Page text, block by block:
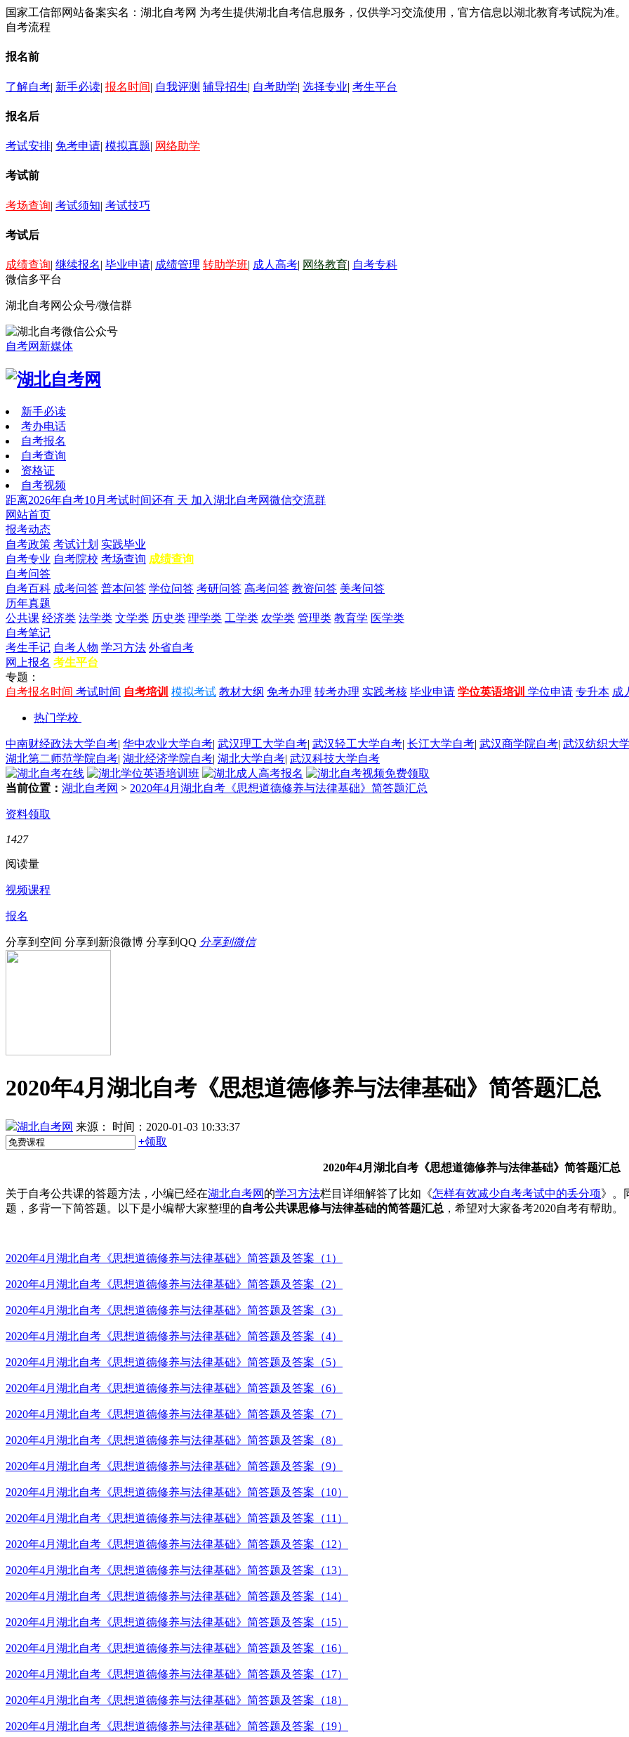
国家工信部网站备案实名：湖北自考网 为考生提供湖北自考信息服务，仅供学习交流使用，官方信息以湖北教育考试院为准。
自考流程
报名前
了解自考| 新手必读| 报名时间| 自我评测 辅导招生| 自考助学| 选择专业| 考生平台
报名后
考试安排| 免考申请| 模拟真题| 网络助学
考试前
考场查询| 考试须知| 考试技巧
考试后
成绩查询| 继续报名| 毕业申请| 成绩管理 转助学班| 成人高考| 网络教育| 自考专科
微信多平台
湖北自考网公众号/微信群
自考网新媒体
新手必读
考办电话
自考报名
自考查询
资格证
自考视频
距离2026年自考10月考试时间还有 天 加入湖北自考网微信交流群
网站首页
报考动态
自考政策 考试计划 实践毕业
自考专业 自考院校 考场查询 成绩查询
自考问答
自考百科 成考问答 普本问答 学位问答 考研问答 高考问答 教资问答 美考问答
历年真题
公共课 经济类 法学类 文学类 历史类 理学类 工学类 农学类 管理类 教育学 医学类
自考笔记
考生手记 自考人物 学习方法 外省自考
网上报名 考生平台
专题：
自考报名时间 考试时间 自考培训 模拟考试 教材大纲 免考办理 转考办理 实践考核 毕业申请 学位英语培训 学位申请 专升本 成
热门学校
中南财经政法大学自考| 华中农业大学自考| 武汉理工大学自考| 武汉轻工大学自考| 长江大学自考| 武汉商学院自考| 武汉纺织大
湖北第二师范学院自考| 湖北经济学院自考| 湖北大学自考| 武汉科技大学自考
当前位置： 湖北自考网 > 2020年4月湖北自考《思想道德修养与法律基础》简答题汇总
资料领取
1427
阅读量
视频课程
报名
分享到空间 分享到新浪微博 分享到QQ 分享到微信
2020年4月湖北自考《思想道德修养与法律基础》简答题汇总
湖北自考网 来源：
时间：2020-01-03 10:33:37
+领取
2020年4月湖北自考《思想道德修养与法律基础》简答题汇总
关于自考公共课的答题方法，小编已经在湖北自考网 的学习方法栏目详细解答了比如《怎样有效减少自考考试中的丢分项》。
题，多背一下简答题。以下是小编帮大家整理的自考公共课思修与法律基础的简答题汇总 ，希望对大家备考2020自考有帮助。
2020年4月湖北自考《思想道德修养与法律基础》简答题及答案（1）
2020年4月湖北自考《思想道德修养与法律基础》简答题及答案（2）
2020年4月湖北自考《思想道德修养与法律基础》简答题及答案（3）
2020年4月湖北自考《思想道德修养与法律基础》简答题及答案（4）
2020年4月湖北自考《思想道德修养与法律基础》简答题及答案（5）
2020年4月湖北自考《思想道德修养与法律基础》简答题及答案（6）
2020年4月湖北自考《思想道德修养与法律基础》简答题及答案（7）
2020年4月湖北自考《思想道德修养与法律基础》简答题及答案（8）
2020年4月湖北自考《思想道德修养与法律基础》简答题及答案（9）
2020年4月湖北自考《思想道德修养与法律基础》简答题及答案（10）
2020年4月湖北自考《思想道德修养与法律基础》简答题及答案（11）
2020年4月湖北自考《思想道德修养与法律基础》简答题及答案（12）
2020年4月湖北自考《思想道德修养与法律基础》简答题及答案（13）
2020年4月湖北自考《思想道德修养与法律基础》简答题及答案（14）
2020年4月湖北自考《思想道德修养与法律基础》简答题及答案（15）
2020年4月湖北自考《思想道德修养与法律基础》简答题及答案（16）
2020年4月湖北自考《思想道德修养与法律基础》简答题及答案（17）
2020年4月湖北自考《思想道德修养与法律基础》简答题及答案（18）
2020年4月湖北自考《思想道德修养与法律基础》简答题及答案（19）